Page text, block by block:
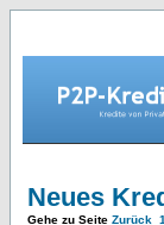
Neues
Gehe zu Seite Zurück 1